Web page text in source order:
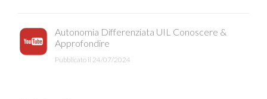
Autonomia Differenziata UIL Conoscere &
Approfondire
Pubblicato il 24/07/2024